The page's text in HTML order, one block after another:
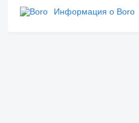
Информация о Boro